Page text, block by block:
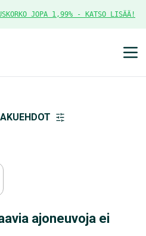
JOPA 1,99% - KATSO LISÄÄ!
ajoneuvoja ei